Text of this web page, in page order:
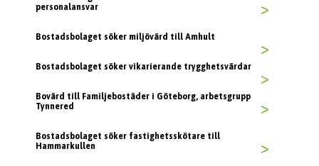
personalansvar
>
Bostadsbolaget söker miljövärd till Amhult
>
Bostadsbolaget söker vikarierande trygghetsvärdar
>
Bovärd till Familjebostäder i Göteborg, arbetsgrupp
Tynnered
>
Bostadsbolaget söker fastighetsskötare till
Hammarkullen
>